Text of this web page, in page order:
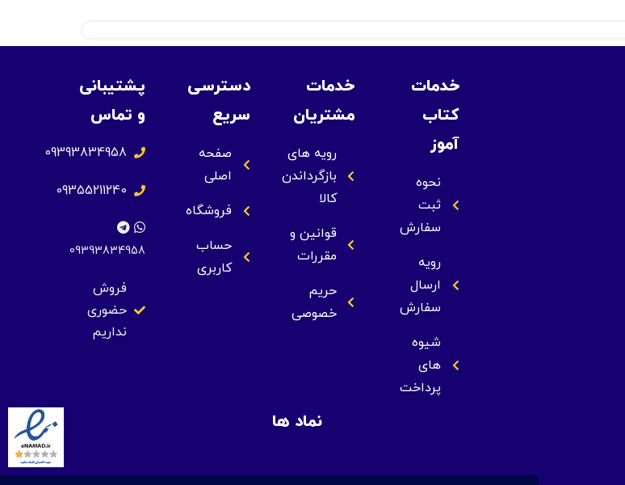
خدمات
کتاب
آموز
نحوه
ثبت
سفارش
رویه
ارسال
سفارش
شیوه
های
پرداخت
خدمات
مشتریان
رویه های
بازگرداندن
کالا
قوانین و
مقررات
حریم
خصوصی
دسترسی
سریع
صفحه
اصلی
فروشگاه
حساب
کاربری
پشتیبانی
و تماس
09393834958
09355211240
09393834958
فروش
حضوری
نداریم
نماد ها